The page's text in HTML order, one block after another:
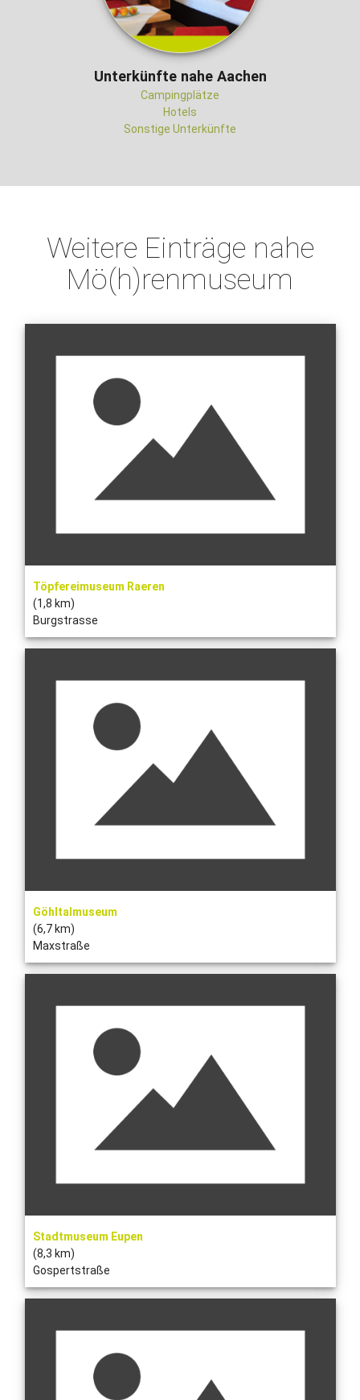
Unterkünfte nahe Aachen
Campingplätze
Hotels
Sonstige Unterkünfte
Weitere Einträge nahe
Mö(h)renmuseum
Töpfereimuseum Raeren
(1,8 km)
Burgstrasse
Göhltalmuseum
(6,7 km)
Maxstraße
Stadtmuseum Eupen
(8,3 km)
Gospertstraße